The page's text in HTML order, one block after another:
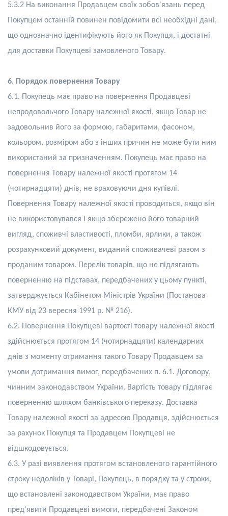
5.3.2 На виконання Продавцем своїх зобов'язань перед
Покупцем останній повинен повідомити всі необхідні дані,
що однозначно ідентифікують його як Покупця, і достатні
для доставки Покупцеві замовленого Товару.
6. Порядок повернення Товару
6.1. Покупець має право на повернення Продавцеві
непродовольчого
овару належної якості, якщо
овар не
задовольнив його за формою, габаритами, фасоном,
кольором, розміром або з інших причин не може бути ним
використаний за призначенням. Покупець має право на
повернення
овару належної якості протягом 14
(чотирнадцяти) днів, не враховуючи дня купівлі.
Повернення
овару належної якості проводиться, якщо він
не використовувався і якщо збережено його товарний
вигляд, споживчі властивості, пломби, ярлики, а також
розрахунковий документ, виданий споживачеві разом з
проданим товаром. Перелік товарів, що не підлягають
поверненню на підставах, передбачених у цьому пункті,
затверджується Кабінетом Міністрів України (Постанова
КМУ від 23 вересня 1991 р. № 216).
6.2. Повернення Покупцеві вартості товару належної якості
здійснюється протягом 14 (чотирнадцяти) календарних
днів з моменту отримання такого Товару Продавцем за
умови дотримання вимог, передбачених п. 6.1. Договору,
чинним законодавством України. Вартість товару підлягає
поверненню шляхом банківського переказу. Доставка
Товару належної якості за адресою Продавця, здійснюється
за рахунок Покупця та Продавцем Покупцеві не
відшкодовується.
6.3. У разі виявлення протягом встановленого гарантійного
строку недоліків у Товарі, Покупець, в порядку та у строки,
що встановлені законодавством України, має право
пред'явити Продавцеві вимоги, передбачені Законом